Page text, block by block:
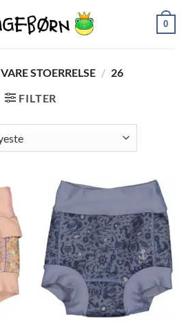
0
VARE STOERRELSE / 26
FILTER